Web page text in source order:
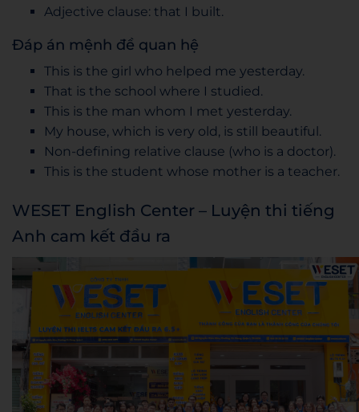
Adjective clause: that I built.
Đáp án mệnh đề quan hệ
This is the girl who helped me yesterday.
That is the school where I studied.
This is the man whom I met yesterday.
My house, which is very old, is still beautiful.
Non-defining relative clause (who is a doctor).
This is the student whose mother is a teacher.
WESET English Center – Luyện thi tiếng
Anh cam kết đầu ra